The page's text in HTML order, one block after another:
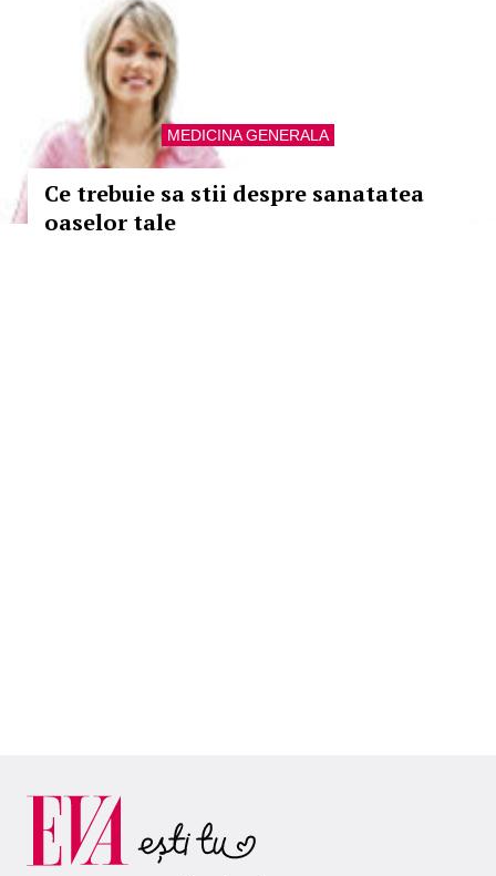
MEDICINA GENERALA
Ce trebuie sa stii despre sanatatea
oaselor tale